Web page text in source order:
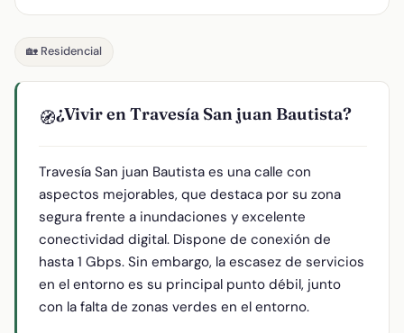
🏡 Residencial
🧭¿Vivir en Travesía San juan Bautista?
Travesía San juan Bautista es una calle con
aspectos mejorables, que destaca por su zona
segura frente a inundaciones y excelente
conectividad digital. Dispone de conexión de
hasta 1 Gbps. Sin embargo, la escasez de servicios
en el entorno es su principal punto débil, junto
con la falta de zonas verdes en el entorno.